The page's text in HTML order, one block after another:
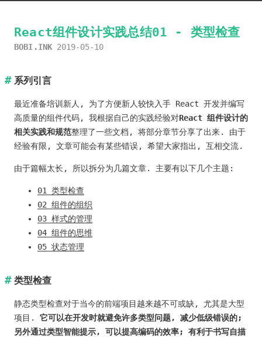
React组件设计实践总结01 - 类型检查
BOBI.INK 2019-05-10
系列引言
最近准备培训新人, 为了方便新人较快入手 React 开发并编写
高质量的组件代码, 我根据自己的实践经验对React 组件设计的
相关实践和规范整理了一些文档, 将部分章节分享了出来. 由于
经验有限, 文章可能会有某些错误, 希望大家指出, 互相交流.
由于篇幅太长, 所以拆分为几篇文章. 主要有以下几个主题:
01 类型检查
02 组件的组织
03 样式的管理
04 组件的思维
05 状态管理
类型检查
静态类型检查对于当今的前端项目越来越不可或缺, 尤其是大型
项目. 它可以在开发时就避免许多类型问题, 减少低级错误的;
另外通过类型智能提示, 可以提高编码的效率; 有利于书写自描